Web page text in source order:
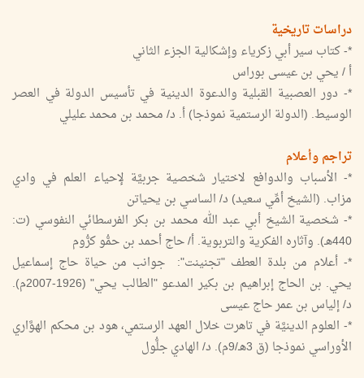
دراسات تاريخية
*- كتاب سير أبي زكرياء وإشكالية الجزء الثاني
أ / يحي بن عيسى بوراس
*- دور العصبية القبلية والدعوة الدينية في تأسيس الدولة في العصر
الوسيط. (الدولة الرستمية نموذجا) أ. د/ محمد بن محمد عليلي
تراجم وأعلام
*- الأسباب والدوافع لاختيار شخصية جربيَّة لإحياء العلم في وادي
مزاب. (الشيخ أمِّي سعيد) د/ الساسي بن يحياتن
*- شخصية الشيخ أبي عبد الله محمد بن بكر الفرسطائي النفوسي (ت:
440هـ). وآثاره الفكرية والتربوية. أ/ حاج أحمد بن حمُّو كرُّوم
*- أعلام من بلدة العطف "تجنينت": جوانب من حياة حاج إسماعيل
يحي. بن الحاج إبراهيم بن بكير المدعو "الطالب يحي" (1926-2007م).
د/ إلياس بن عمر حاج عيسى
*- العلوم الدينيَّة في تاهرت خلال العهد الرستمي، هود بن محكم الهوَّاري
الأوراسي نموذجا (ق 3هـ/9م). د/ الهادي جلُّول